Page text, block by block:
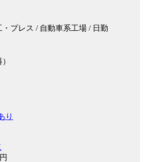
プレス / 自動車系工場 / 日勤
り
円